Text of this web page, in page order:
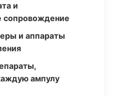
и
сопровождение
и аппараты
ампулу